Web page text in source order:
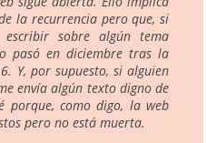
la recurrencia pero que, si
sobre algún tema
pasó en diciembre tras la
Y, por supuesto, si alguien
envía algún texto digno de
porque, como digo, la web
pero no está muerta.